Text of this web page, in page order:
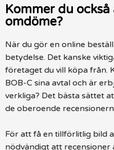
Kommer du
omdöme?
När du gör en online
betydelse. Det kanske
företaget du vill köpa från.
BOB-C sina avtal och är
verkliga? Det bästa sättet
de oberoende
För att få en tillförlitlig bild
nödvändigt att recensioner